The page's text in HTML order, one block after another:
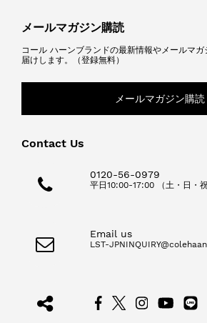
メールマガジン購読
コール ハーンブランドの最新情報やメールマ
届けします。（登録無料）
メールマガジン購読
Contact Us
0120-56-0979
平日10:00-17:00 （土・日・
Email us
LST-